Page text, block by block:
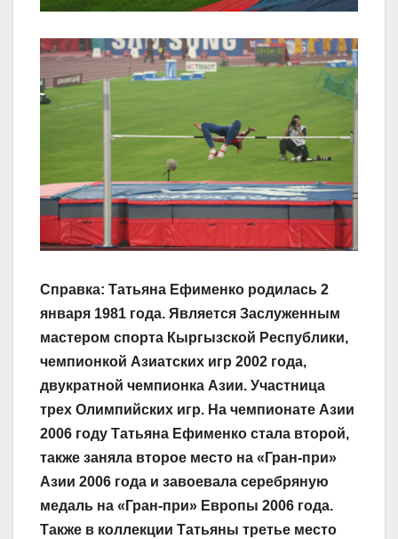
Справка: Татьяна Ефименко родилась 2
января 1981 года. Является Заслуженным
мастером спорта Кыргызской Республики,
чемпионкой Азиатских игр 2002 года,
двукратной чемпионка Азии. Участница
трех Олимпийских игр. На чемпионате Азии
2006 году Татьяна Ефименко стала второй,
также заняла второе место на «Гран-при»
Азии 2006 года и завоевала серебряную
медаль на «Гран-при» Европы 2006 года.
Также в коллекции Татьяны третье место